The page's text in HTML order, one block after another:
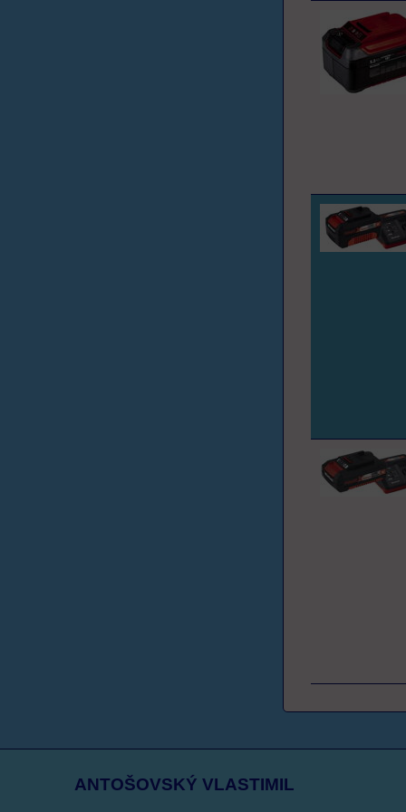
ANTOŠOVSKÝ VLASTIMIL